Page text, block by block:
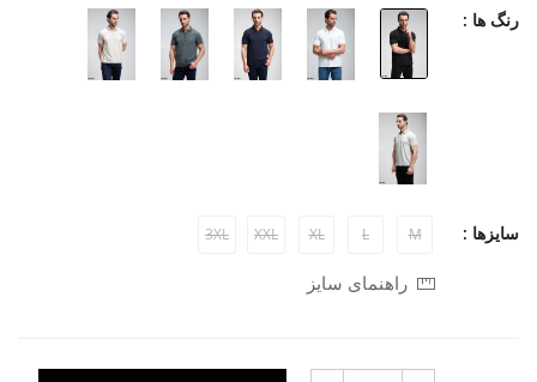
رنگ ها :
سایزها : M
L
XL
XXL
3XL
راهنمای سایز